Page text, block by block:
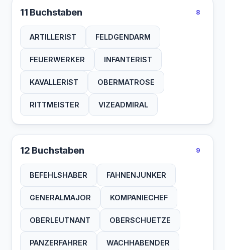
11 Buchstaben 8
ARTILLERIST FELDGENDARM
FEUERWERKER INFANTERIST
KAVALLERIST OBERMATROSE
RITTMEISTER VIZEADMIRAL
12 Buchstaben 9
BEFEHLSHABER FAHNENJUNKER
GENERALMAJOR KOMPANIECHEF
OBERLEUTNANT OBERSCHUETZE
PANZERFAHRER WACHHABENDER